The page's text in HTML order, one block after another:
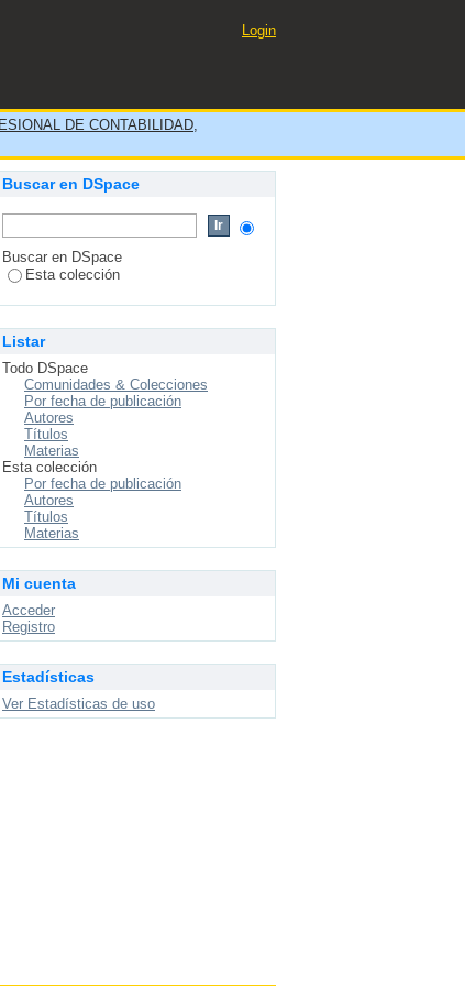
DE LA EMPRESA
2020”
Login
DE CONTABILIDAD,
Buscar en DSpace
Buscar en DSpace
Esta colección
Listar
Todo DSpace
Comunidades & Colecciones
Por fecha de publicación
Autores
Títulos
Materias
Esta colección
Por fecha de publicación
Autores
Títulos
Materias
Mi cuenta
Acceder
Registro
Estadísticas
Ver Estadísticas de uso